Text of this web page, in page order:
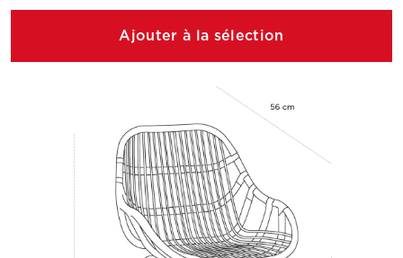
Ajouter à la sélection